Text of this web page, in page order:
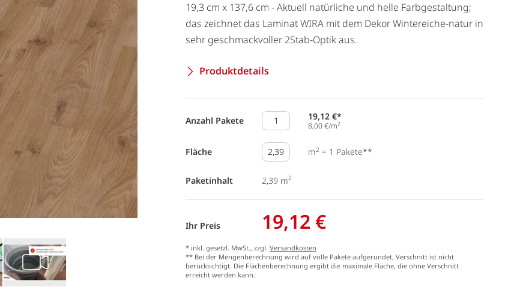
19,3 cm x 137,6 cm - Aktuell natürliche und helle Farbgestaltung;
das zeichnet das Laminat WIRA mit dem Dekor Wintereiche-natur in
sehr geschmackvoller 2Stab-Optik aus.
Produktdetails
Anzahl Pakete 19,12 €*
8,00 €/m2
Fläche m2 = 1 Pakete**
Paketinhalt 2,39 m2
Ihr Preis 19,12 €
* inkl. gesetzl. MwSt., zzgl.Versandkosten
** Bei der Mengenberechnung wird auf volle Pakete aufgerundet, Verschnitt ist nicht
berücksichtigt. Die Flächenberechnung ergibt die maximale Fläche, die ohne Verschnitt
erreicht werden kann.